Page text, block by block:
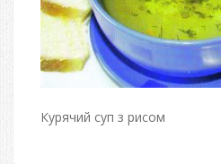
Курячий суп з рисом